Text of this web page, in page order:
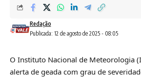
Publicada: 12 de agosto de 2025 - 08:05
Redação
O Instituto Nacional de Meteorologia
alerta de geada com grau de